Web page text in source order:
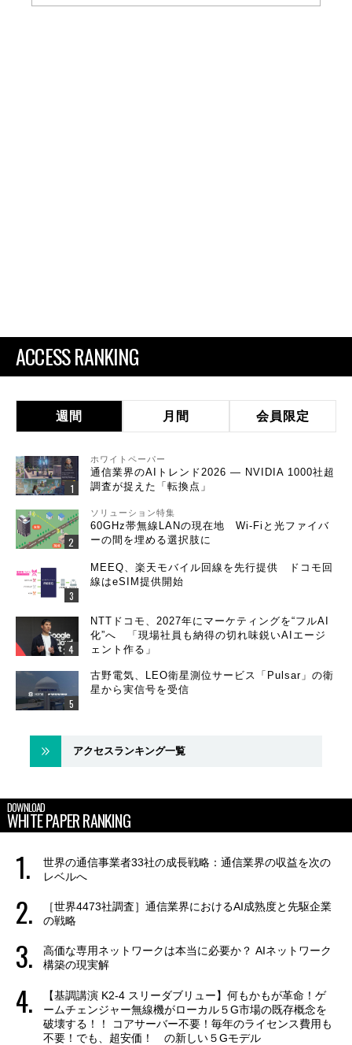
ACCESS RANKING
週間 月間 会員限定
ホワイトペーパー
通信業界のAIトレンド2026 ― NVIDIA 1000社超
調査が捉えた「転換点」
ソリューション特集
60GHz帯無線LANの現在地 Wi-Fiと光ファイバ
ーの間を埋める選択肢に
MEEQ、楽天モバイル回線を先行提供 ドコモ回
線はeSIM提供開始
NTTドコモ、2027年にマーケティングを“フルAI
化”へ 「現場社員も納得の切れ味鋭いAIエージ
ェント作る」
古野電気、LEO衛星測位サービス「Pulsar」の衛
星から実信号を受信
アクセスランキング一覧
DOWNLOAD
WHITE PAPER RANKING
世界の通信事業者33社の成長戦略：通信業界の収益を次の
レベルへ
［世界4473社調査］通信業界におけるAI成熟度と先駆企業
の戦略
高価な専用ネットワークは本当に必要か？ AIネットワーク
構築の現実解
【基調講演 K2-4 スリーダブリュー】何もかもが革命！ゲ
ームチェンジャー無線機がローカル５G市場の既存概念を
破壊する！！ コアサーバー不要！毎年のライセンス費用も
不要！でも、超安価！ の新しい５Gモデル